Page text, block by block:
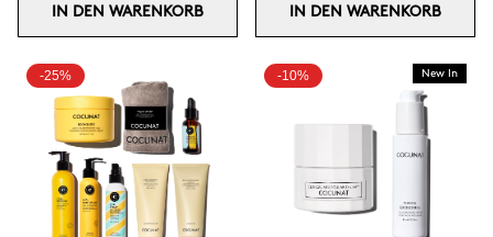
IN DEN WARENKORB IN DEN WARENKORB
-25% -10% New In